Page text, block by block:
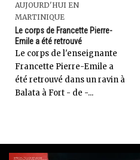
AUJOURD'HUI EN
MARTINIQUE
Le corps de Francette Pierre-
Emile a été retrouvé
Le corps de l'enseignante
Francette Pierre-Emile a
été retrouvé dans un ravin à
Balata à Fort - de -...